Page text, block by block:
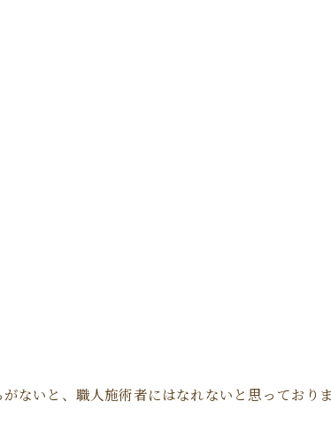
ないと、職人施術者にはなれないと思っておりま